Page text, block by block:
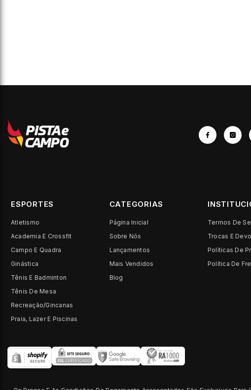
ESPORTES
Atletismo
Academia E Crossfit
Campo E Quadra
Ginástica
Tênis E Badminton
Tênis De Mesa
Recreação/Gincanas
Praia, Lazer E Piscinas
CATEGORIAS
Página Inicial
Sobre Nós
Lançamentos
Mais Vendidos
Blog
Termos De
Trocas E
Políticas De
Política De